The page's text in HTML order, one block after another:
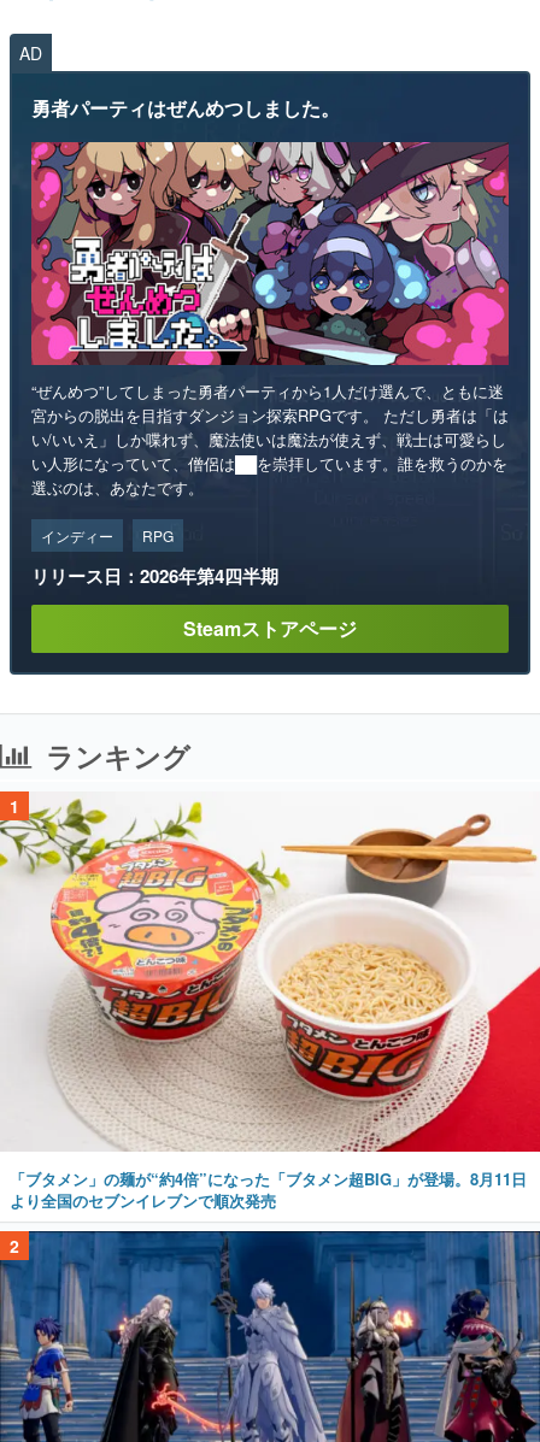
AD
勇者パーティはぜんめつしました。
“ぜんめつ”してしまった勇者パーティから1人だけ選んで、ともに迷
宮からの脱出を目指すダンジョン探索RPGです。 ただし勇者は「は
い/いいえ」しか喋れず、魔法使いは魔法が使えず、戦士は可愛らし
い人形になっていて、僧侶は██を崇拝しています。誰を救うのかを
選ぶのは、あなたです。
インディー RPG
リリース日：2026年第4四半期
Steamストアページ
ランキング
1
「ブタメン」の麺が“約4倍”になった「ブタメン超BIG」が登場。8月11日
より全国のセブンイレブンで順次発売
2